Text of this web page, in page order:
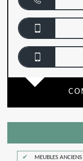
MEUBLES